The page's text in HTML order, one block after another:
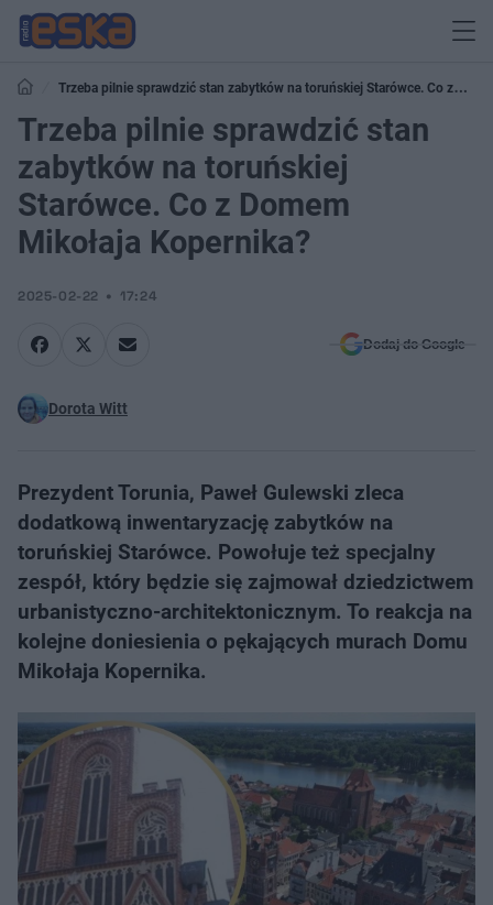
Trzeba pilnie sprawdzić stan zabytków na toruńskiej Starówce. Co z
Domem Mikołaja Kopernika?
Trzeba pilnie sprawdzić stan
zabytków na toruńskiej
Starówce. Co z Domem
Mikołaja Kopernika?
2025-02-22 17:24
Dodaj do Google
Dorota Witt
Prezydent Torunia, Paweł Gulewski zleca
dodatkową inwentaryzację zabytków na
toruńskiej Starówce. Powołuje też specjalny
zespół, który będzie się zajmował dziedzictwem
urbanistyczno-architektonicznym. To reakcja na
kolejne doniesienia o pękających murach Domu
Mikołaja Kopernika.